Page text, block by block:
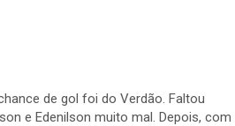
de gol foi do Verdão. Faltou
e Edenilson muito mal. Depois, com